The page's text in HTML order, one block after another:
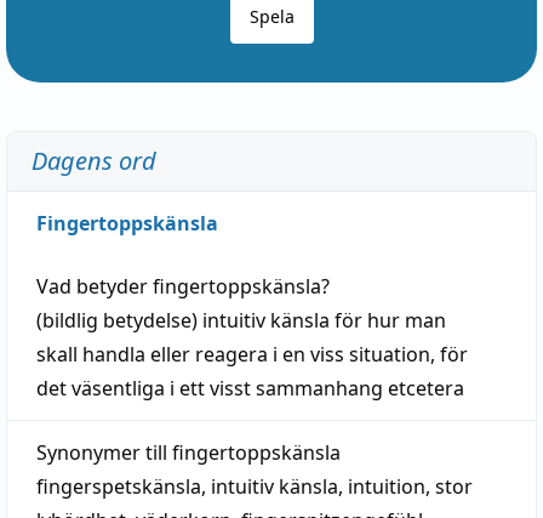
Spela
Dagens ord
Fingertoppskänsla
Vad betyderfingertoppskänsla?
(bildlig betydelse) intuitiv känsla för hur man
skall handla eller reagera i en viss situation, för
det väsentliga i ett visstsammanhang etcetera
Synonymer till fingertoppskänsla
fingerspetskänsla, intuitiv känsla, intuition, stor